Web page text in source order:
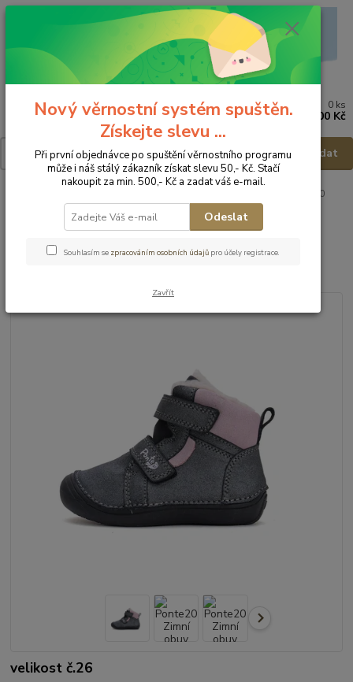
Menu
Hledat
0 ks
0,00 Kč
Ponte20
Zimní obuv DA07-4-2190B - vel.26
Ponte20 Zimní obuv DA07-4-
2190B - vel.26
velikost č.26
Nový věrnostní systém spuštěn.
Získejte slevu ...
Při první objednávce po spuštění věrnostního programu
může i náš stálý zákazník získat slevu 50,- Kč. Stačí
nakoupit za min. 500,- Kč a zadat váš e-mail.
Odeslat
Souhlasím se zpracováním osobních údajů pro účely registrace.
Zavřít